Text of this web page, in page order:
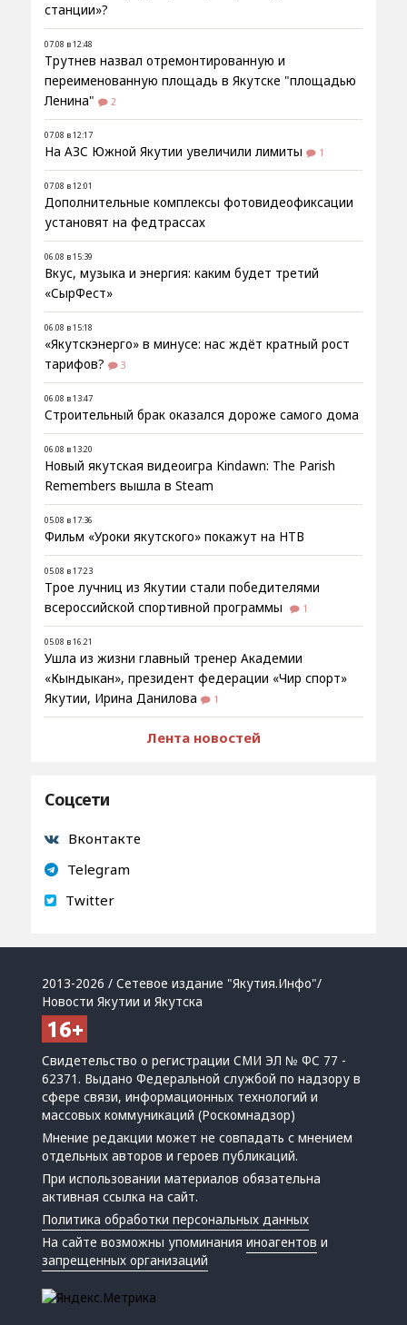
станции»?
07.08 в 12:48
Трутнев назвал отремонтированную и
переименованную площадь в Якутске "площадью
Ленина"
2
07.08 в 12:17
На АЗС Южной Якутии увеличили лимиты 1
07.08 в 12:01
Дополнительные комплексы фотовидеофиксации
установят на федтрассах
06.08 в 15:39
Вкус, музыка и энергия: каким будет третий
«СырФест»
06.08 в 15:18
«Якутскэнерго» в минусе: нас ждёт кратный рост
тарифов?
3
06.08 в 13:47
Строительный брак оказался дороже самого дома
06.08 в 13:20
Новый якутская видеоигра Kindawn: The Parish
Remembers вышла в Steam
05.08 в 17:36
Фильм «Уроки якутского» покажут на НТВ
05.08 в 17:23
Трое лучниц из Якутии стали победителями
всероссийской спортивной программы
1
05.08 в 16:21
Ушла из жизни главный тренер Академии
«Кындыкан», президент федерации «Чир спорт»
Якутии, Ирина Данилова
1
Лента новостей
Соцсети
Вконтакте
Telegram
Twitter
2013-2026 / Сетевое издание "Якутия.Инфо"/
Новости Якутии и Якутска
Свидетельство о регистрации СМИ ЭЛ № ФС 77 -
62371. Выдано Федеральной службой по надзору в
сфере связи, информационных технологий и
массовых коммуникаций (Роскомнадзор)
Мнение редакции может не совпадать с мнением
отдельных авторов и героев публикаций.
При использовании материалов обязательна
активная ссылка на сайт.
Политика обработки персональных данных
На сайте возможны упоминанияиноагентов и
запрещенных организаций